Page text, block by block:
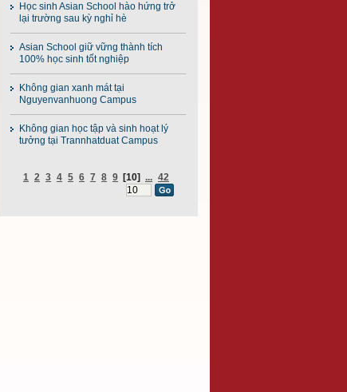
Học sinh Asian School hào hứng trở
lại trường sau kỳ nghỉ hè
Asian School giữ vững thành tích
100% học sinh tốt nghiệp
Không gian xanh mát tại
Nguyenvanhuong Campus
Không gian học tập và sinh hoạt lý
tưởng tại Trannhatduat Campus
1 2 3 4 5 6 7 8 9 [10] ... 42